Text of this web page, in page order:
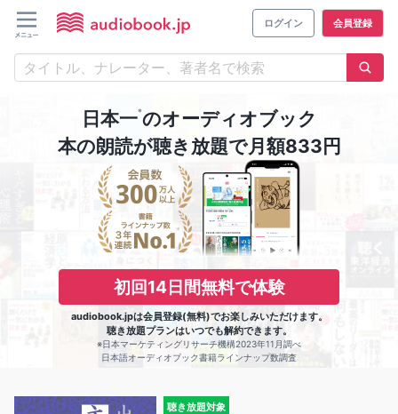
ログイン 会員登録
日本一※のオーディオブック
本の朗読が聴き放題で月額833円
初回14日間無料で体験
audiobook.jpは会員登録(無料)でお楽しみいただけます。
聴き放題プランはいつでも解約できます。
※日本マーケティングリサーチ機構2023年11月調べ
日本語オーディオブック書籍ラインナップ数調査
聴き放題対象